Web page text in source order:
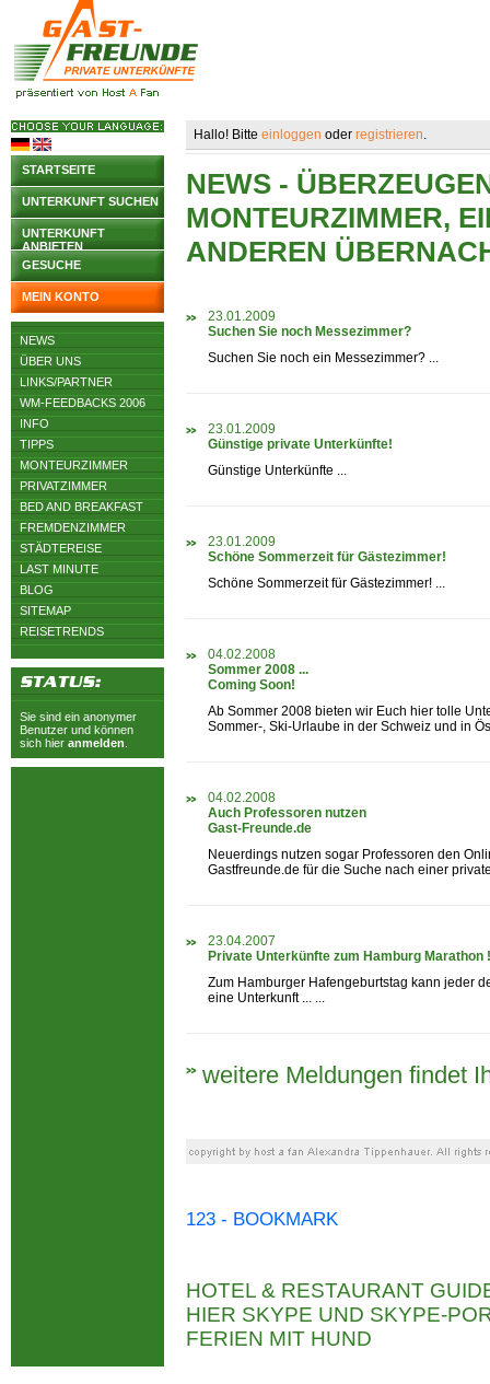
STARTSEITE
UNTERKUNFT SUCHEN
UNTERKUNFT
ANBIETEN
GESUCHE
MEIN KONTO
NEWS
ÜBER UNS
LINKS/PARTNER
WM-FEEDBACKS 2006
INFO
TIPPS
MONTEURZIMMER
PRIVATZIMMER
BED AND BREAKFAST
FREMDENZIMMER
STÄDTEREISE
LAST MINUTE
BLOG
SITEMAP
REISETRENDS
Sie sind ein anonymer
Benutzer und können
sich hier anmelden
Hallo! Bitte einloggen oder registrieren.
NEWS -
MONTEURZIMMER,
ANDEREN
23.01.2009
Suchen Sie noch Messezimmer?
Suchen Sie noch ein Messezimmer? ...
23.01.2009
Günstige private Unterkünfte!
Günstige Unterkünfte ...
23.01.2009
Schöne Sommerzeit für Gästezimmer!
Schöne Sommerzeit für Gästezimmer! ...
04.02.2008
Sommer 2008 ...
Coming Soon!
Ab Sommer 2008 bieten wir Euch hier tolle
Sommer-, Ski-Urlaube in der Schweiz und in
04.02.2008
Auch Professoren nutzen
Gast-Freunde.de
Neuerdings nutzen sogar Professoren den
Gastfreunde.de für die Suche nach einer
23.04.2007
Private Unterkünfte zum Hamburg Marathon
Zum Hamburger Hafengeburtstag kann jeder
eine Unterkunft ... ...
weitere Meldungen findet
123 - BOOKMARK
HOTEL & RESTAURANT
HIER SKYPE UND SKYPE-
FERIEN MIT HUND